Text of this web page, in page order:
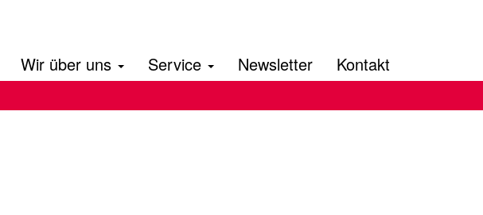
Wir über uns Service Newsletter Kontakt